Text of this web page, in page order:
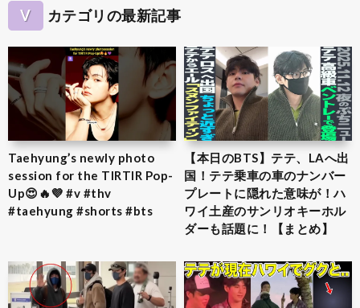
V カテゴリの最新記事
Taehyung’s newly photo
session for the TIRTIR Pop-
Up😍🔥💜 #v #thv
#taehyung #shorts #bts
【本日のBTS】テテ、LAへ出
国！テテ乗車の車のナンバー
プレートに隠れた意味が！ハ
ワイ土産のサンリオキーホル
ダーも話題に！【まとめ】